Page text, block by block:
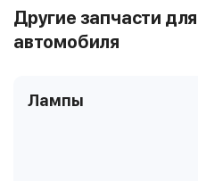
Другие запчасти
автомобиля
Лампы